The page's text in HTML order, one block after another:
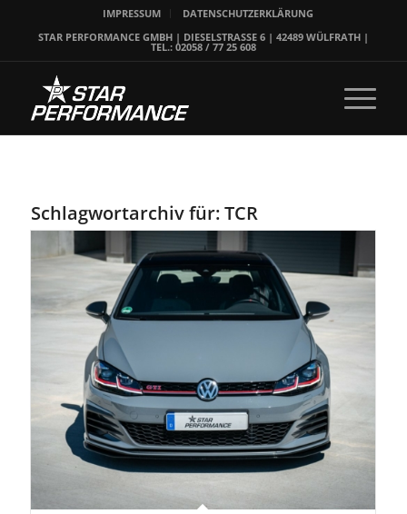
IMPRESSUM
DATENSCHUTZERKLÄRUNG
STAR PERFORMANCE GMBH | DIESELSTRASSE 6 | 42489 WÜLFRATH |
TEL.: 02058 / 77 25 608
Schlagwortarchiv für:TCR